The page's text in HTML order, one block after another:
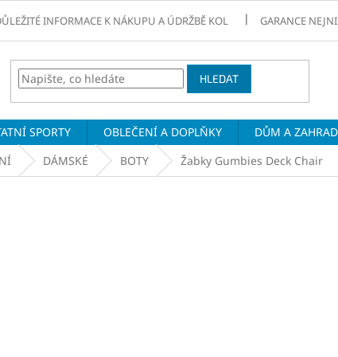
INFORMACE K NÁKUPU A ÚDRŽBĚ KOL GARANCE
HLEDAT
SPORTY OBLEČENÍ A DOPLŇKY DŮM A
DÁMSKÉ BOTY Žabky Gumbies Deck Chair